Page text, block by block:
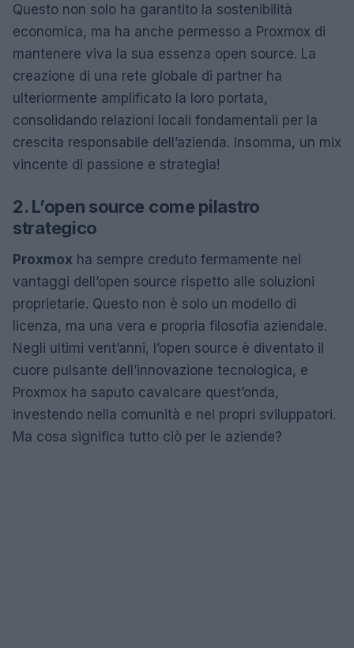
Questo non solo ha garantito la sostenibilità
economica, ma ha anche permesso a Proxmox di
mantenere viva la sua essenza open source. La
creazione di una rete globale di partner ha
ulteriormente amplificato la loro portata,
consolidando relazioni locali fondamentali per la
crescita responsabile dell’azienda. Insomma, un mix
vincente di passione e strategia!
2. L’open source come pilastro
strategico
Proxmox ha sempre creduto fermamente nei
vantaggi dell’open source rispetto alle soluzioni
proprietarie. Questo non è solo un modello di
licenza, ma una vera e propria filosofia aziendale.
Negli ultimi vent’anni, l’open source è diventato il
cuore pulsante dell’innovazione tecnologica, e
Proxmox ha saputo cavalcare quest’onda,
investendo nella comunità e nei propri sviluppatori.
Ma cosa significa tutto ciò per le aziende?